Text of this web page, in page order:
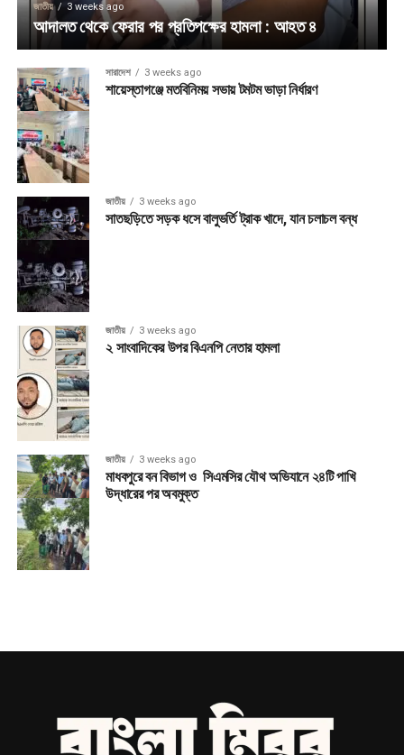
জাতীয় 3 weeks ago
আদালত থেকে ফেরার পর প্রতিপক্ষের হামলা : আহত ৪
সারাদেশ 3 weeks ago
শায়েস্তাগঞ্জে মতবিনিময় সভায় টমটম ভাড়া নির্ধারণ
জাতীয় 3 weeks ago
সাতছড়িতে সড়ক ধসে বালুভর্তি ট্রাক খাদে, যান চলাচল বন্ধ
জাতীয় 3 weeks ago
২ সাংবাদিকের উপর বিএনপি নেতার হামলা
জাতীয় 3 weeks ago
মাধবপুরে বন বিভাগ ও সিএমসির যৌথ অভিযানে ২৪টি পাখি
উদ্ধারের পর অবমুক্ত